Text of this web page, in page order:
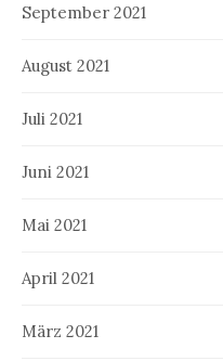
September 2021
August 2021
Juli 2021
Juni 2021
Mai 2021
April 2021
März 2021